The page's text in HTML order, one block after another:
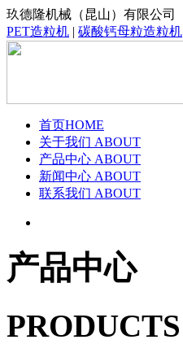
玖德隆机械（昆山）有限公司
PET造粒机 | 碳酸钙母粒造粒机
首页HOME
关于我们 ABOUT
产品中心 ABOUT
新闻中心 ABOUT
联系我们 ABOUT
产品中心
PRODUCTS